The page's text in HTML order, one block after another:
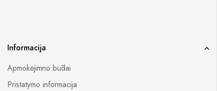
Informacija
Apmokėjimno būdai
Pristatymo informacija